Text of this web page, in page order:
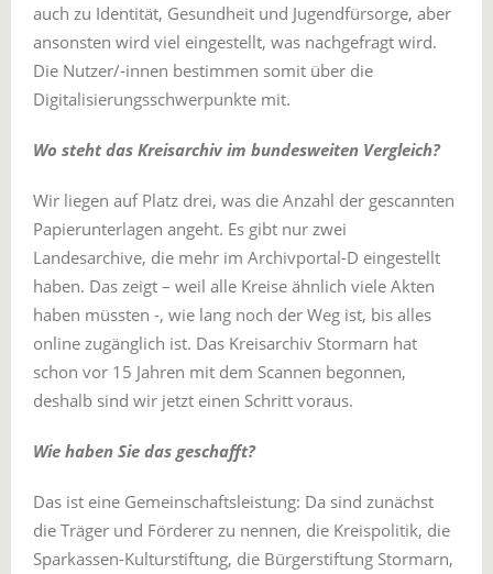
auch zu Identität, Gesundheit und Jugendfürsorge, aber
ansonsten wird viel eingestellt, was nachgefragt wird.
Die Nutzer/-innen bestimmen somit über die
Digitalisierungsschwerpunkte mit.
Wo steht das Kreisarchiv im bundesweiten Vergleich?
Wir liegen auf Platz drei, was die Anzahl der gescannten
Papierunterlagen angeht. Es gibt nur zwei
Landesarchive, die mehr im Archivportal-D eingestellt
haben. Das zeigt – weil alle Kreise ähnlich viele Akten
haben müssten -, wie lang noch der Weg ist, bis alles
online zugänglich ist. Das Kreisarchiv Stormarn hat
schon vor 15 Jahren mit dem Scannen begonnen,
deshalb sind wir jetzt einen Schritt voraus.
Wie haben Sie das geschafft?
Das ist eine Gemeinschaftsleistung: Da sind zunächst
die Träger und Förderer zu nennen, die Kreispolitik, die
Sparkassen-Kulturstiftung, die Bürgerstiftung Stormarn,